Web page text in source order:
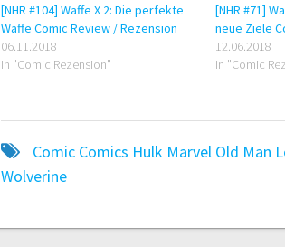
[NHR #104] Waffe X 2: Die perfekte
Waffe Comic Review / Rezension
06.11.2018
In "Comic Rezension"
[NHR #71]
neue Ziele
12.06.2018
In "Comic
Comic Comics Hulk Marvel Old Man
Wolverine